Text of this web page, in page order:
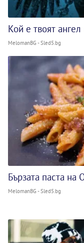
Кой е твоят
MelomanBG - Sled5.bg
Бързата паста на
MelomanBG - Sled5.bg